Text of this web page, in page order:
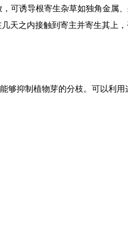
可诱导根寄生杂草如独角金属
天之内接触到寄主并寄生其
够抑制植物芽的分枝。可以利